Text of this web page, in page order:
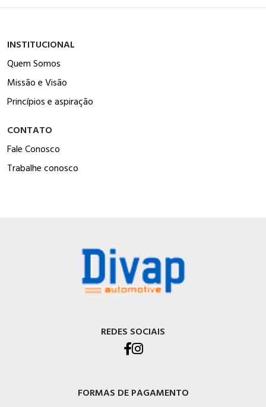
INSTITUCIONAL
Quem Somos
Missão e Visão
Princípios e aspiração
CONTATO
Fale Conosco
Trabalhe conosco
REDES SOCIAIS
FORMAS DE PAGAMENTO